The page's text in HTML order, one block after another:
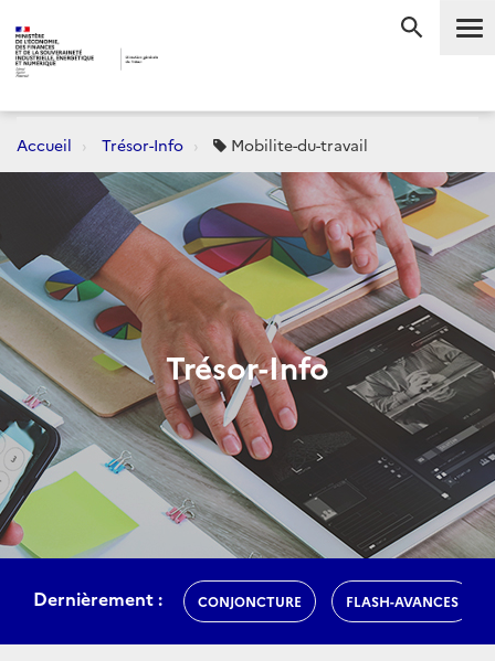
Accueil Trésor-Info Mobilite-du-travail
Trésor-Info
Dernièrement : CONJONCTURE FLASH-AVANCES